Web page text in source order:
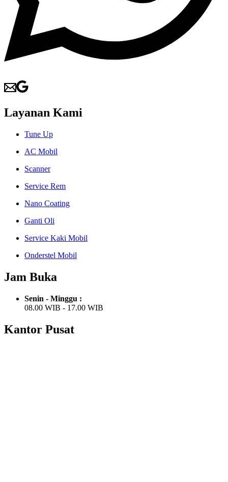
Layanan Kami
Tune Up
AC Mobil
Scanner
Service Rem
Nano Coating
Ganti Oli
Service Kaki Mobil
Onderstel Mobil
Jam Buka
Senin - Minggu :
08.00 WIB - 17.00 WIB
Kantor Pusat